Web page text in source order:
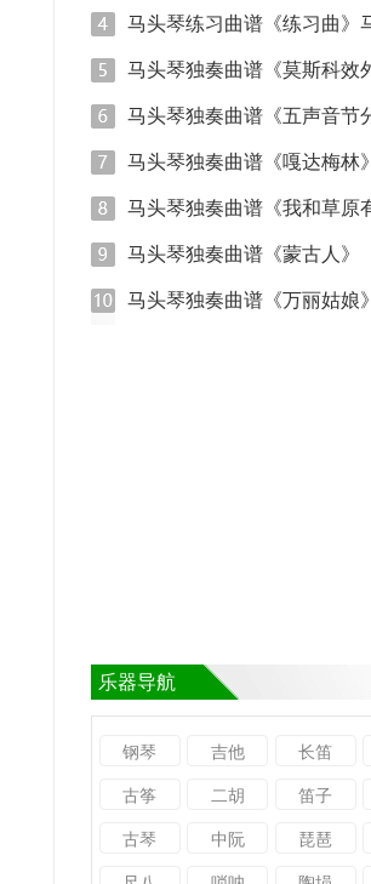
马头琴独奏曲谱《嘎达梅林》
马头琴独奏曲谱《蒙古人》
乐器导航
钢琴 吉他 长笛
古筝 二胡 笛子
古琴 中阮 琵琶